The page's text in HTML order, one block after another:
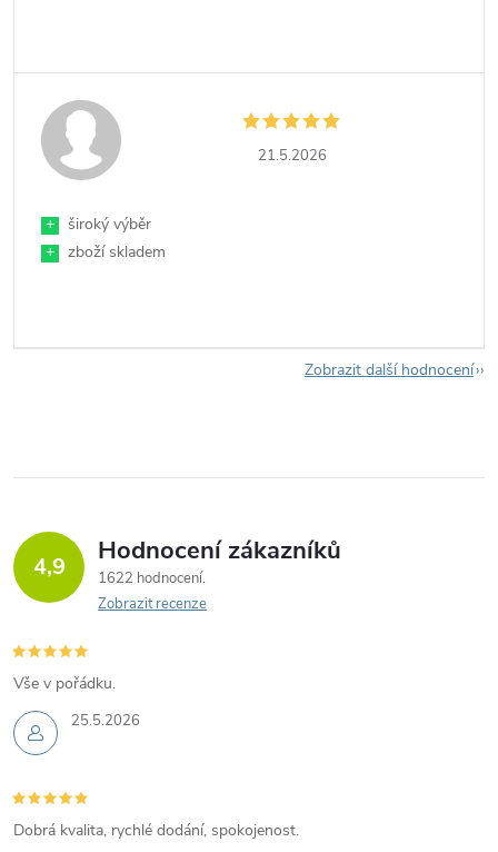
21.5.2026
+
široký výběr
+
zboží skladem
Zobrazit další hodnocení
4,9 Hodnocení zákazníků
1622 hodnocení
Zobrazit recenze
25.5.2026
Vše v pořádku.
Dobrá kvalita, rychlé dodání, spokojenost.